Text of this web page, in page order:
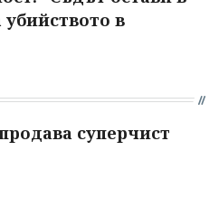
убийството в
суперчист